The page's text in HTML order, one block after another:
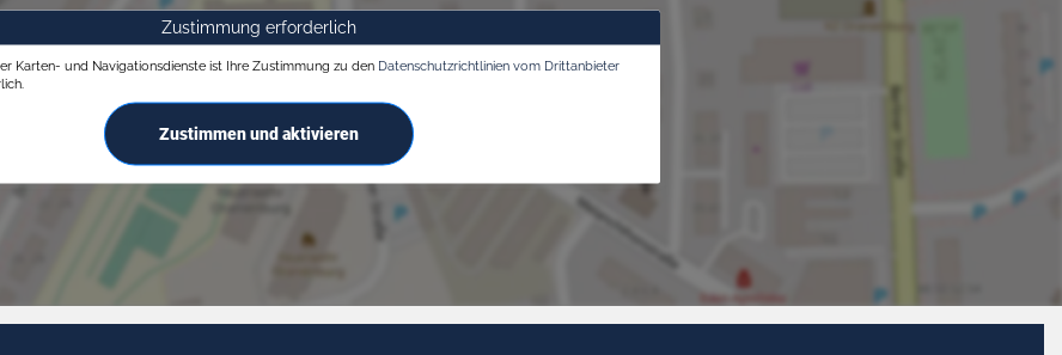
Zustimmung erforderlich
Karten- und Navigationsdienste ist Ihre Zustimmung zu den Datenschutzrichtlinien vom Drittanbieter
Zustimmen und aktivieren